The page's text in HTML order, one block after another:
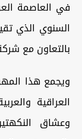
في العاصمة
السنوي الذي
بالتعاون مع
ويجمع هذا
العراقية
وعشاق